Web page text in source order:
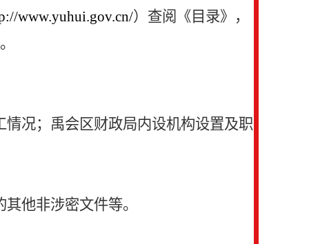
www.yuhui.gov.cn/）查阅《目录》，
情况；禹会区财政局内设机构设置及职
其他非涉密文件等。